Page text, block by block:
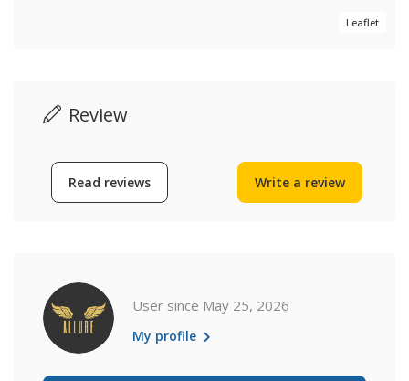
Leaflet
Review
Read reviews Write a review
User since May 25, 2026
My profile